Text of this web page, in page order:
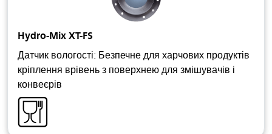
Hydro-Mix XT-FS
Датчик вологості: Безпечне для харчових продуктів
кріплення врівень з поверхнею для змішувачів і
конвеєрів